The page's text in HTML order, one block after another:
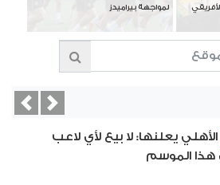
لمواجهة بيراميدز
الأهلي يعلنها: لا بيع لأي لاعب
هذا الموسم
Next